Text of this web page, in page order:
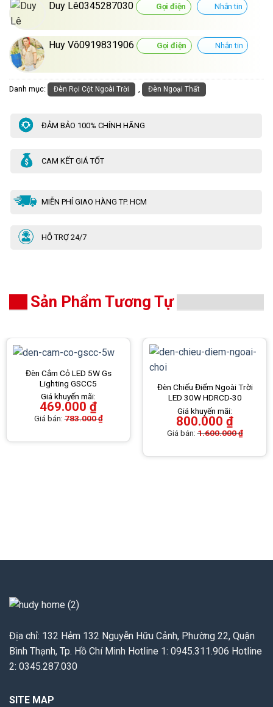
Duy Lê0345287030 Gọi điện Nhắn tin
Huy Võ0919831906 Gọi điện Nhắn tin
Danh mục: Đèn Rọi Cột Ngoài Trời , Đèn Ngoại Thất
ĐẢM BẢO 100% CHÍNH HÃNG
CAM KẾT GIÁ TỐT
MIỄN PHÍ GIAO HÀNG TP. HCM
HỖ TRỢ 24/7
Sản Phẩm Tương Tự
Đèn Cắm Cỏ LED 5W Gs
Lighting GSCC5
Giá khuyến mãi:
469.000 ₫
Giá bán:783.000₫
Đèn Chiếu Điểm Ngoài Trời
LED 30W HDRCD-30
Giá khuyến mãi:
800.000 ₫
Giá bán:1.600.000₫
Địa chỉ: 132 Hẻm 132 Nguyễn Hữu Cảnh, Phường 22, Quận
Bình Thạnh, Tp. Hồ Chí Minh Hotline 1: 0945.311.906 Hotline
2: 0345.287.030
SITE MAP